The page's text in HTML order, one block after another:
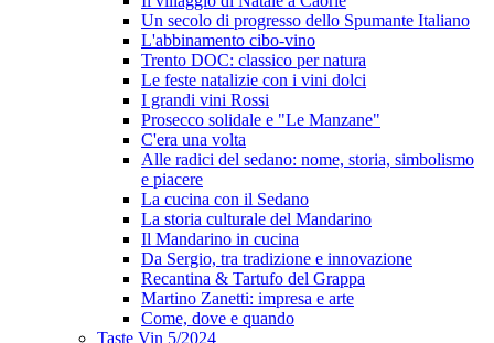
Un secolo di progresso dello Spumante Italiano
L'abbinamento cibo-vino
Trento DOC: classico per natura
Le feste natalizie con i vini dolci
I grandi vini Rossi
Prosecco solidale e "Le Manzane"
C'era una volta
Alle radici del sedano: nome, storia, simbolismo
e piacere
La cucina con il Sedano
La storia culturale del Mandarino
Il Mandarino in cucina
Da Sergio, tra tradizione e innovazione
Recantina & Tartufo del Grappa
Martino Zanetti: impresa e arte
Come, dove e quando
Taste Vin 5/2024